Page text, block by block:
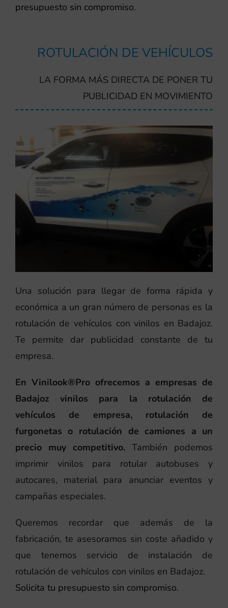
presupuesto sin compromiso.
ROTULACIÓN DE VEHÍCULOS
LA FORMA MÁS DIRECTA DE PONER TU
PUBLICIDAD EN MOVIMIENTO
Una solución para llegar de forma rápida y
económica a un gran número de personas es la
rotulación de vehículos con vinilos en Badajoz.
Te permite dar publicidad constante de tu
empresa.
En Vinilook®Pro ofrecemos a empresas de
Badajoz vinilos para la rotulación de
vehículos de empresa, rotulación de
furgonetas o rotulación de camiones a un
precio muy competitivo. También podemos
imprimir vinilos para rotular autobuses y
autocares, material para anunciar eventos y
campañas especiales.
Queremos recordar que además de la
fabricación, te asesoramos sin coste añadido y
que tenemos servicio de instalación de
rotulación de vehículos con vinilos en Badajoz.
Solicita tu presupuesto sin compromiso.